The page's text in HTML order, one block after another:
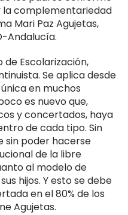
la complementariedad
Mari Paz Agujetas,
Andalucía.
Escolarización,
Se aplica desde
en muchos
es nuevo que,
y concertados, haya
de cada tipo. Sin
sin poder hacerse
de la libre
al modelo de
hijos. Y esto se debe
en el 80% de los
Agujetas.